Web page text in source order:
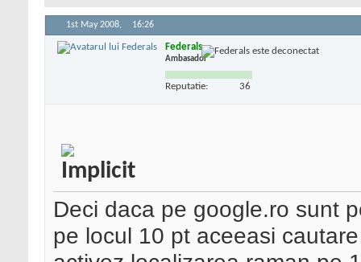
1st May 2008, 16:26
Federals
Ambasador
Reputatie: 36
Deci daca pe google.ro sunt
pe locul 10 pt aceeasi